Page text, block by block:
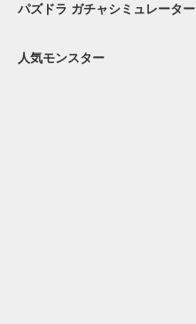
パズドラ ガチャシミュレーター
人気モンスター